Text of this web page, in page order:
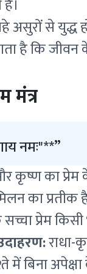
असुरों से युद्ध
है कि
मंत्र
नमः"**
कृष्ण का
का प्रतीक
प्रेम किसी
राधा-
में बिना